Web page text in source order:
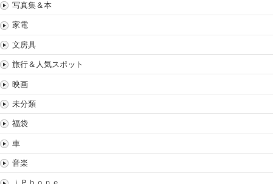
写真集＆本
家電
文房具
旅行＆人気スポット
映画
未分類
福袋
車
音楽